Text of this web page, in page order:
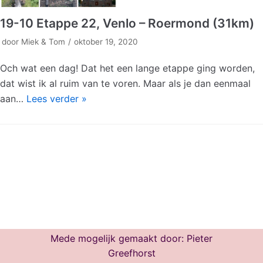
19-10 Etappe 22, Venlo – Roermond (31km)
door Miek & Tom oktober 19, 2020
Och wat een dag! Dat het een lange etappe ging worden,
dat wist ik al ruim van te voren. Maar als je dan eenmaal
aan… Lees verder »
Mede mogelijk gemaakt door: Pieter
Greefhorst